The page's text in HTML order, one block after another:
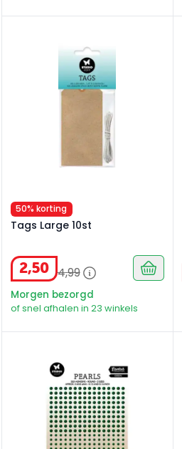
50% korting
Tags Large 10st
2,50 4,99
Morgen bezorgd
of snel afhalen in 23 winkels